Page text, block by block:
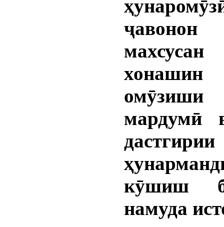
махсусан
омӯзиши
мардумӣ
кӯшиш
намуда